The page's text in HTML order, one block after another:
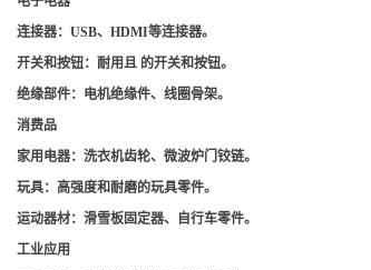
连接器：USB、HDMI等连接器。
开关和按钮：耐用且 的开关和按钮。
绝缘部件：电机绝缘件、线圈骨架。
消费品
家用电器：洗衣机齿轮、微波炉门铰链。
玩具：高强度和耐磨的玩具零件。
运动器材：滑雪板固定器、自行车零件。
工业应用